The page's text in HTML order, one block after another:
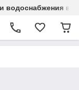
водоснабжения в